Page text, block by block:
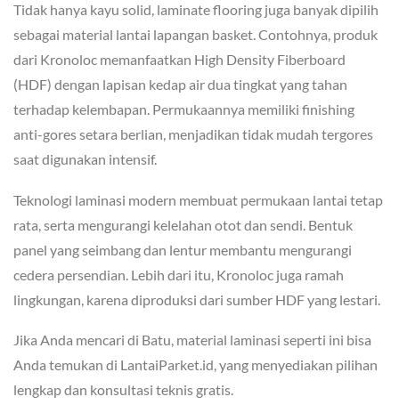
Tidak hanya kayu solid, laminate flooring juga banyak dipilih
sebagai material lantai lapangan basket. Contohnya, produk
dari Kronoloc memanfaatkan High Density Fiberboard
(HDF) dengan lapisan kedap air dua tingkat yang tahan
terhadap kelembapan. Permukaannya memiliki finishing
anti-gores setara berlian, menjadikan tidak mudah tergores
saat digunakan intensif.
Teknologi laminasi modern membuat permukaan lantai tetap
rata, serta mengurangi kelelahan otot dan sendi. Bentuk
panel yang seimbang dan lentur membantu mengurangi
cedera persendian. Lebih dari itu, Kronoloc juga ramah
lingkungan, karena diproduksi dari sumber HDF yang lestari.
Jika Anda mencari di Batu, material laminasi seperti ini bisa
Anda temukan di LantaiParket.id, yang menyediakan pilihan
lengkap dan konsultasi teknis gratis.